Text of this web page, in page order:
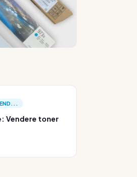
Vendere toner